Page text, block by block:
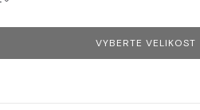
VYBERTE VELIKOST